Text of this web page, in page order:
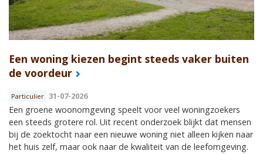
Een woning kiezen begint steeds vaker buiten
de voordeur
Particulier 31-07-2026
Een groene woonomgeving speelt voor veel woningzoekers
een steeds grotere rol. Uit recent onderzoek blijkt dat mensen
bij de zoektocht naar een nieuwe woning niet alleen kijken naar
het huis zelf, maar ook naar de kwaliteit van de leefomgeving.